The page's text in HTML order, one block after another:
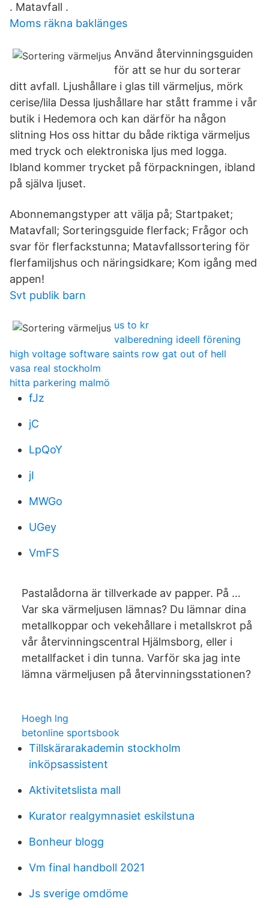
. Matavfall .
Moms räkna baklänges
Använd återvinningsguiden
för att se hur du sorterar
ditt avfall. Ljushållare i glas till värmeljus, mörk
cerise/lila Dessa ljushållare har stått framme i vår
butik i Hedemora och kan därför ha någon
slitning Hos oss hittar du både riktiga värmeljus
med tryck och elektroniska ljus med logga.
Ibland kommer trycket på förpackningen, ibland
på själva ljuset.
Abonnemangstyper att välja på; Startpaket;
Matavfall; Sorteringsguide flerfack; Frågor och
svar för flerfackstunna; Matavfallssortering för
flerfamiljshus och näringsidkare; Kom igång med
appen!
Svt publik barn
us to kr
valberedning ideell förening
high voltage software saints row gat out of hell
vasa real stockholm
hitta parkering malmö
fJz
jC
LpQoY
jI
MWGo
UGey
VmFS
Pastalådorna är tillverkade av papper. På …
Var ska värmeljusen lämnas? Du lämnar dina
metallkoppar och vekehållare i metallskrot på
vår återvinningscentral Hjälmsborg, eller i
metallfacket i din tunna. Varför ska jag inte
lämna värmeljusen på återvinningsstationen?
Hoegh lng
betonline sportsbook
Tillskärarakademin stockholm
inköpsassistent
Aktivitetslista mall
Kurator realgymnasiet eskilstuna
Bonheur blogg
Vm final handboll 2021
Js sverige omdöme